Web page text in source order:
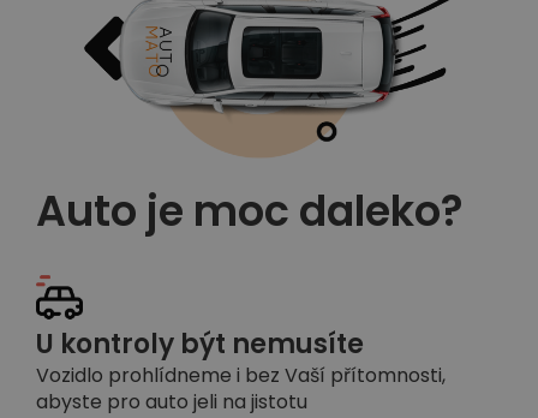
Auto je moc daleko?
U kontroly být nemusíte
Vozidlo prohlídneme i bez Vaší přítomnosti,
abyste pro auto jeli na jistotu